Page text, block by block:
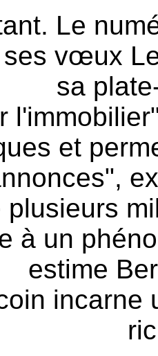
Le
vœux
sa
et
plusieurs
à un
estime
incarne